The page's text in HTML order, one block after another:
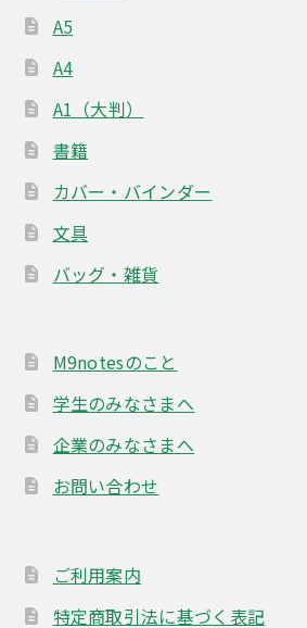
A5
A4
A1（大判）
書籍
カバー・バインダー
文具
バッグ・雑貨
M9notesのこと
学生のみなさまへ
企業のみなさまへ
お問い合わせ
ご利用案内
特定商取引法に基づく表記